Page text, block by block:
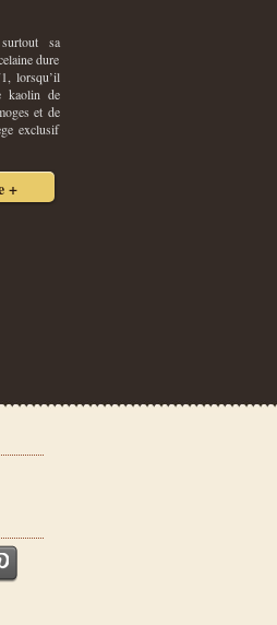
sa
dure
lorsqu’il
kaolin de
et de
exclusif
+